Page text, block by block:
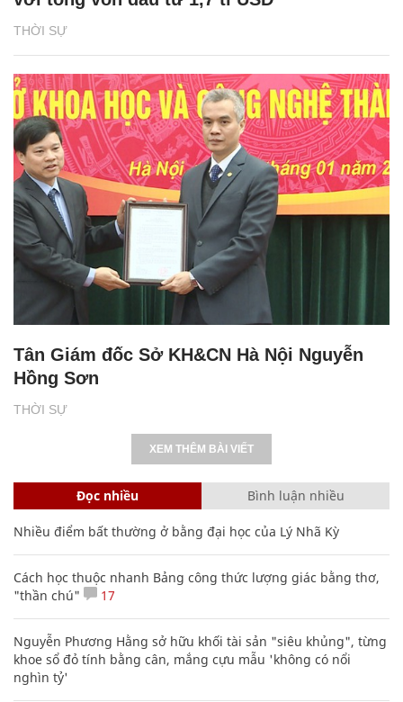
THỜI SỰ
THỜI SỰ
Tân Giám đốc Sở KH&CN Hà Nội Nguyễn
Hồng Sơn
XEM THÊM BÀI VIẾT
Đọc nhiều Bình luận nhiều
Nhiều điểm bất thường ở bằng đại học của Lý Nhã Kỳ
Cách học thuộc nhanh Bảng công thức lượng giác bằng thơ,
"thần chú"
17
Nguyễn Phương Hằng sở hữu khối tài sản "siêu khủng", từng
khoe sổ đỏ tính bằng cân, mắng cựu mẫu 'không có nổi
nghìn tỷ'